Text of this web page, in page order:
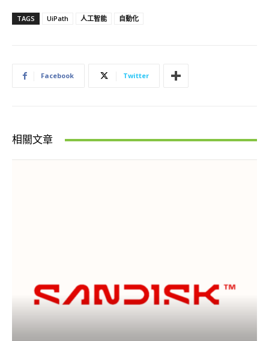
TAGS UiPath 人工智能 自動化
Facebook Twitter
相關文章